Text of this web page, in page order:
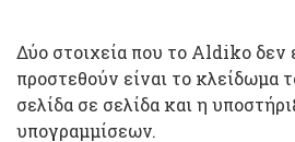
Δύο στοιχεία που το Aldiko δεν
προστεθούν είναι το κλείδωμα
σελίδα σε σελίδα και η
υπογραμμίσεων.